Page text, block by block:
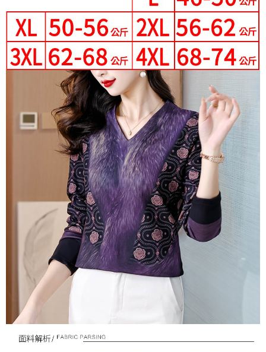
買賣價金債權讓與本公司後，依約使用本公司帳單繳交帳款。
2.基於同意付款使用「大哥付你分期」之契約關係目的，商店將以您的個人
資料（包含姓名、電話或地址）提供予台灣大哥大進項蒐集、處理及利用，
由本公司與您本人進行分期帳單所需資料之確認、核對及更正。
3.完整用戶服務條款，請詳閱以下連結：https://oppay.tw/userRule
後付繳納相關費用。
※ 交易是否成功請以「AFTEE先享後付 」之結帳頁面顯示為準，若有關於
是否繳費成功／繳費後需取消欲退款等相關疑問，請聯繫「AFTEE先享後付
客戶支援中心」https://netprotections.freshdesk.com/support/home
【注意事項】
１．透過由恩沛科技股份有限公司提供之「AFTEE先享後付」服務完成之交
易，需依本服務之必要範圍內提供個人資料，並將交易相關給付款項請求債
權轉讓予恩沛科技股份有限公司。
２．關於個人資料處理事宜，請瀏覽以下網址：
https://aftee.tw/terms/#terms3
３．未成年的使用者請事先徵得法定代理人或監護人之同意方可使用
「AFTEE先享後付」，若未經同意申辦者引起之損失，本公司不負相關責
４．使用「AFTEE先享後付」時，將依據個別帳號之用戶狀況，依本公司即
時審查核予不同之上限額度；若仍有額度不足之情形，本公司將視審查結果
請求用戶進行身份認證。
５．嚴禁一人註冊多個帳號或使用他人資訊註冊。若發現惡意使用之情形，
恩沛科技股份有限公司將有權停止該用戶之使用額度並採取法律行動。
付款後萊爾富取貨
每筆NT$80，滿NT$699(含以上)免運費
7-11付款取貨
每筆NT$80，滿NT$699(含以上)免運費
付款後7-11取貨
每筆NT$80，滿NT$699(含以上)免運費
每筆NT$70，滿NT$699(含以上)免運費
每筆NT$90，滿NT$699(含以上)免運費
國家/地區配送 查看運費